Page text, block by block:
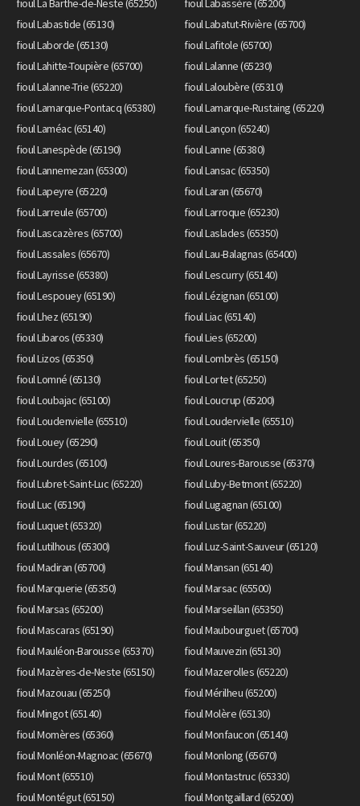
fioul La Barthe-de-Neste (65250)
fioul Labassère (65200)
fioul Labastide (65130)
fioul Labatut-Rivière (65700)
fioul Laborde (65130)
fioul Lafitole (65700)
fioul Lahitte-Toupière (65700)
fioul Lalanne (65230)
fioul Lalanne-Trie (65220)
fioul Laloubère (65310)
fioul Lamarque-Pontacq (65380)
fioul Lamarque-Rustaing (65220)
fioul Laméac (65140)
fioul Lançon (65240)
fioul Lanespède (65190)
fioul Lanne (65380)
fioul Lannemezan (65300)
fioul Lansac (65350)
fioul Lapeyre (65220)
fioul Laran (65670)
fioul Larreule (65700)
fioul Larroque (65230)
fioul Lascazères (65700)
fioul Laslades (65350)
fioul Lassales (65670)
fioul Lau-Balagnas (65400)
fioul Layrisse (65380)
fioul Lescurry (65140)
fioul Lespouey (65190)
fioul Lézignan (65100)
fioul Lhez (65190)
fioul Liac (65140)
fioul Libaros (65330)
fioul Lies (65200)
fioul Lizos (65350)
fioul Lombrès (65150)
fioul Lomné (65130)
fioul Lortet (65250)
fioul Loubajac (65100)
fioul Loucrup (65200)
fioul Loudenvielle (65510)
fioul Loudervielle (65510)
fioul Louey (65290)
fioul Louit (65350)
fioul Lourdes (65100)
fioul Loures-Barousse (65370)
fioul Lubret-Saint-Luc (65220)
fioul Luby-Betmont (65220)
fioul Luc (65190)
fioul Lugagnan (65100)
fioul Luquet (65320)
fioul Lustar (65220)
fioul Lutilhous (65300)
fioul Luz-Saint-Sauveur (65120)
fioul Madiran (65700)
fioul Mansan (65140)
fioul Marquerie (65350)
fioul Marsac (65500)
fioul Marsas (65200)
fioul Marseillan (65350)
fioul Mascaras (65190)
fioul Maubourguet (65700)
fioul Mauléon-Barousse (65370)
fioul Mauvezin (65130)
fioul Mazères-de-Neste (65150)
fioul Mazerolles (65220)
fioul Mazouau (65250)
fioul Mérilheu (65200)
fioul Mingot (65140)
fioul Molère (65130)
fioul Momères (65360)
fioul Monfaucon (65140)
fioul Monléon-Magnoac (65670)
fioul Monlong (65670)
fioul Mont (65510)
fioul Montastruc (65330)
fioul Montégut (65150)
fioul Montgaillard (65200)